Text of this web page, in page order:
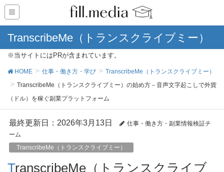
TranscribeMe（トランスクライブミー）
※当サイトにはPRが含まれています。
HOME 仕事・働き方・学び
TranscribeMe（トランスクライブミー）
TranscribeMe（トランスクライブミー）の始め方－音声文字起こしで外貨
（ドル）を稼ぐ副業プラットフォーム
最終更新日：2026年3月13日
仕事・働き方・副業情報検証チ
ーム
TranscribeMe（トランスクライブミー）
TranscribeMe（トランスクライブ